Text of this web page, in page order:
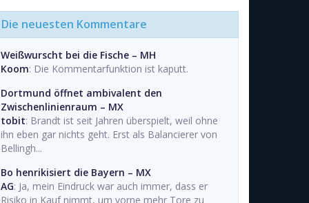
Die neuesten Kommentare
Weißwurscht bei die Fische – MH
Koom: Die Kommentarfunktion ist kaputt.
Dortmund öffnet ambivalent den
Zwischenlinienraum – MX
tobit: Brandt ist seit Jahren überspielt, weil ohne
ihn eben gar nichts geht. Erst als Balancierer von
Bellingh...
Bo henrikisiert die Bayern – MX
AG: Ja, mein Eindruck war auch immer, dass er
Risiko in Kauf nimmt, um vorne mehr Tore zu